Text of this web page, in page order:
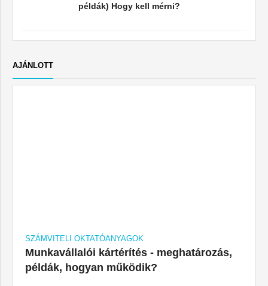
példák) Hogy kell mérni?
AJÁNLOTT
SZÁMVITELI OKTATÓANYAGOK
Munkavállalói kártérítés - meghatározás,
példák, hogyan működik?